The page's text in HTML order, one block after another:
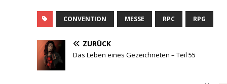
erblicken soll. Hoffentlich.
Immerhin haben wir ja
Dokument bekommen Ich
bin sogar auf dem
dazugehörigen Discord-
Server…
CONVENTION MESSE RPC RPG
ZURÜCK
Das Leben eines Gezeichneten – Teil 55